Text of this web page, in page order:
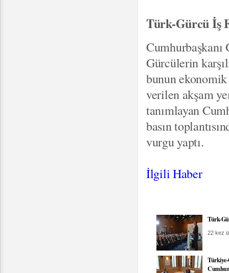
Türk-Gürcü İş
Gürcülerin
bunun
verilen akşam
tanımlayan
basın
vurgu yaptı.
İlgili Haber
Türk-
22 kez